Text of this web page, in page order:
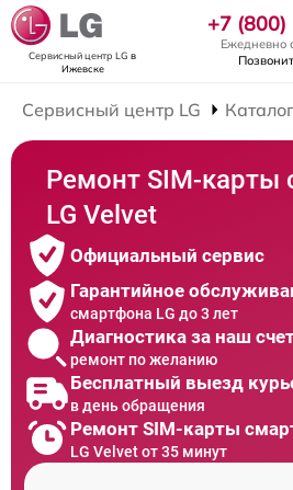
Сервисный центр LG в
Ижевске
+7
Ежедневно
Сервисный центр LG
Ремонт SIM-карты
LG Velvet
Официальный сервис
Гарантийное
смартфона LG до 3 лет
Диагностика за наш
ремонт по желанию
Бесплатный выезд
в день обращения
Ремонт SIM-карты
LG Velvet от 35 минут